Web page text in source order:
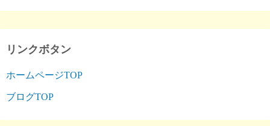
リンクボタン
ホームページTOP
ブログTOP